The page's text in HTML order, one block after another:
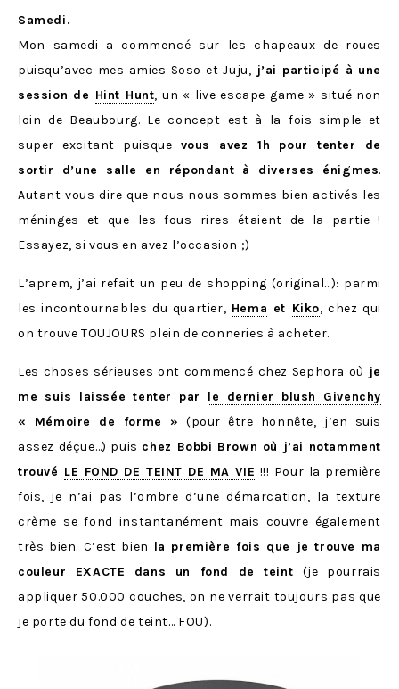
Samedi.
Mon samedi a commencé sur les chapeaux de roues
puisqu’avec mes amies Soso et Juju, j’ai participé à une
session de Hint Hunt, un « live escape game » situé non
loin de Beaubourg. Le concept est à la fois simple et
super excitant puisque vous avez 1h pour tenter de
sortir d’une salle en répondant à diverses énigmes.
Autant vous dire que nous nous sommes bien activés les
méninges et que les fous rires étaient de la partie !
Essayez, si vous en avez l’occasion ;)
L’aprem, j’ai refait un peu de shopping (original…): parmi
les incontournables du quartier, Hema et Kiko, chez qui
on trouve TOUJOURS plein de conneries à acheter.
Les choses sérieuses ont commencé chez Sephora où je
me suis laissée tenter par le dernier blush Givenchy
« Mémoire de forme » (pour être honnête, j’en suis
assez déçue…) puis chez Bobbi Brown où j’ai notamment
trouvé LE FOND DE TEINT DE MA VIE !!! Pour la première
fois, je n’ai pas l’ombre d’une démarcation, la texture
crème se fond instantanément mais couvre également
très bien. C’est bien la première fois que je trouve ma
couleur EXACTE dans un fond de teint (je pourrais
appliquer 50.000 couches, on ne verrait toujours pas que
je porte du fond de teint… FOU).